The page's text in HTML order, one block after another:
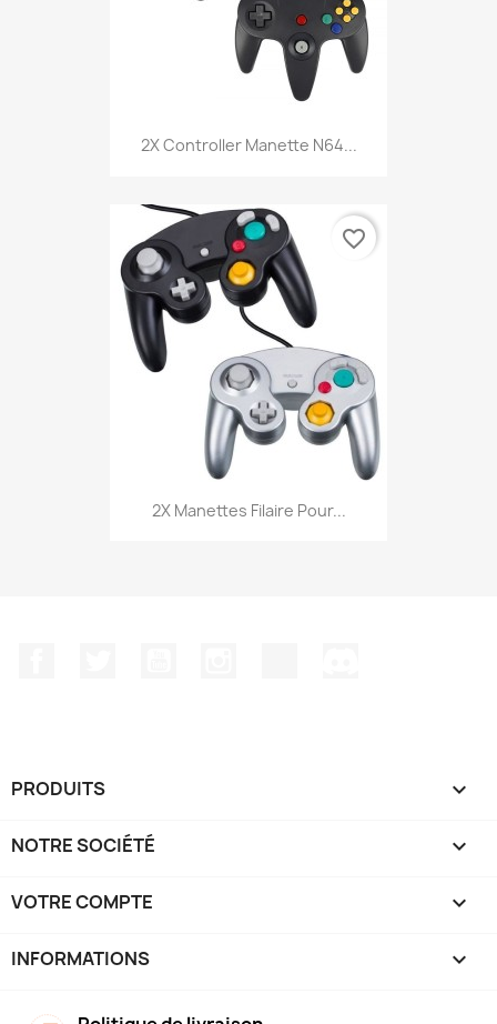
2X Controller Manette N64...
2X Manettes Filaire Pour...
favorite_border
PRODUITS 
NOTRE SOCIÉTÉ 
VOTRE COMPTE 
INFORMATIONS keyboard_arrow_down